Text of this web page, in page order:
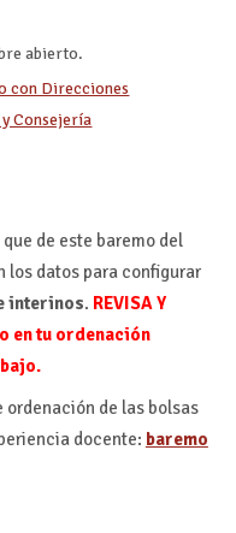
abierto.
con Direcciones
Consejería
de este baremo del
los datos para configurar
interinos. REVISA Y
en tu ordenación
ordenación de las bolsas
docente: baremo